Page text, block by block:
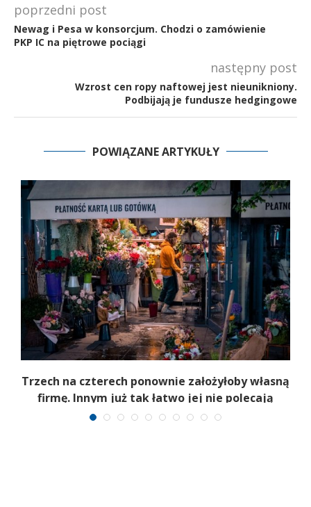
poprzedni post
Newag i Pesa w konsorcjum. Chodzi o zamówienie
PKP IC na piętrowe pociągi
następny post
Wzrost cen ropy naftowej jest nieunikniony.
Podbijają je fundusze hedgingowe
POWIĄZANE ARTYKUŁY
Trzech na czterech ponownie założyłoby własną
firmę. Innym już tak łatwo jej nie polecają